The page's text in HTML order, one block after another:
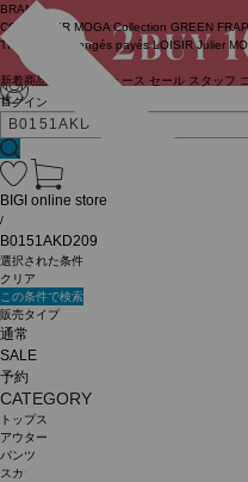
ログイン
BRAND
COUTURIER MOGA Collection GREEN
TRISTESSE
congés payés LOISIR Julier
新着商品 ニュース セール スタッフ
せ
BIGI online store
/
B0151AKD209
選択された条件
クリア
この条件で検索
販売タイプ
通常
SALE
予約
CATEGORY
トップス
アウター
パンツ
スカート